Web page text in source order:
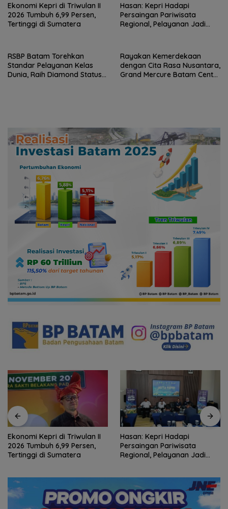
Ekonomi Kepri di Triwulan II
2026 Tumbuh 6,99 Persen,
Tertinggi di Sumatera
Hasan: Kepri Hadapi
Persaingan Pariwisata
Regional, Pelayanan Jadi
RSBP Batam Torehkan
Standar Pelayanan Kelas
Dunia, Raih Diamond Status
Rayakan Kemerdekaan
dengan Cita Rasa Nusantara,
Grand Mercure Batam Centre
Ekonomi Kepri di Triwulan II
2026 Tumbuh 6,99 Persen,
Tertinggi di Sumatera
Hasan: Kepri Hadapi
Persaingan Pariwisata
Regional, Pelayanan Jadi